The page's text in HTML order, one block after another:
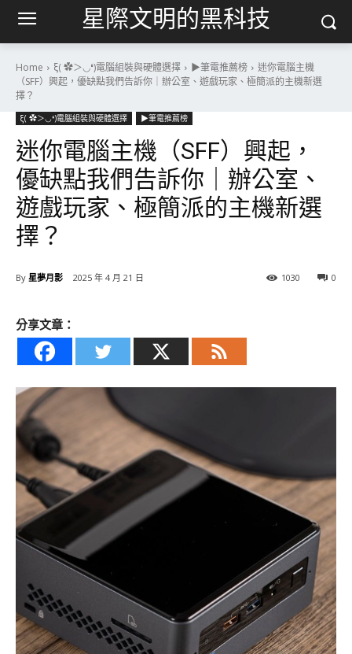
星際文明的黑科技
Home ξ( ✿＞◡❛)電腦組裝與硬體選擇 ▶筆電推薦榜
迷你電腦主機
（SFF）興起，優缺點我們告訴你｜辦公室、遊戲玩家、極簡派的主機新選
擇？
ξ( ✿＞◡❛)電腦組裝與硬體選擇 ▶筆電推薦榜
迷你電腦主機（SFF）興起，
優缺點我們告訴你｜辦公室、
遊戲玩家、極簡派的主機新選
擇？
By 星夢月影 2025 年 4 月 21 日 0
1030
分享文章：